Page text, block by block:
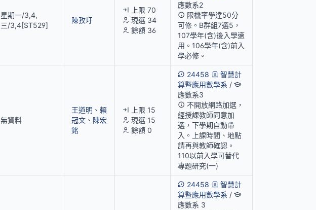
星期一/3,4,
三/3,4[ST529]
陳孜圩
上限 70
現選 34
餘額 36
應數系2
限機率學達50分
可修。B群組7選5，
107學年(含)後入學適
用。106學年(含)前入
學必修。
無資料
王道明 、 賴
冠文、 陳宏
銘
上限 15
現選 15
餘額 0
24458
智慧計
算暨應用數學系 /
應數系3
不開放網路加選，
經授課教師同意加
選，下學期自動帶
入。上課時間、地點
請再與教師確認。
110以前入學可替代
專題研究(一)
24458
智慧計
算暨應用數學系 /
應數系 3